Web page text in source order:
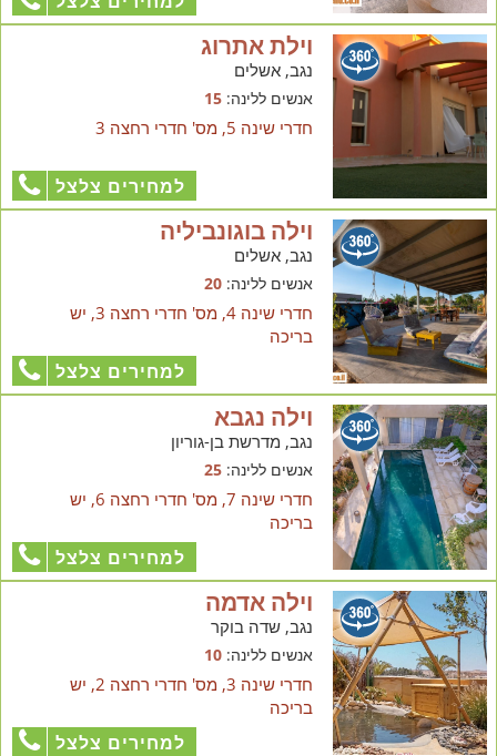
וילת אתרוג
נגב, אשלים
אנשים ללינה:15
חדרי שינה 5, מס' חדרי רחצה 3
למחירים צלצל
וילה בוגונביליה
נגב, אשלים
אנשים ללינה:20
חדרי שינה 4, מס' חדרי רחצה 3, יש
בריכה
למחירים צלצל
וילה נגבא
נגב, מדרשת בן-גוריון
אנשים ללינה:25
חדרי שינה 7, מס' חדרי רחצה 6, יש
בריכה
למחירים צלצל
וילה אדמה
נגב, שדה בוקר
אנשים ללינה:10
חדרי שינה 3, מס' חדרי רחצה 2, יש
בריכה
למחירים צלצל